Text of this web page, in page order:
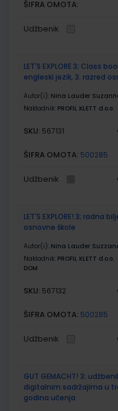
ŠIFRA OMOTA:
Udžbenik
LET'S EXPLORE 3; Class
engleski jezik, 3. razred
Autor(i): Nina Lauder
Nakladnik: PROFIL KLETT d.o.o.
SKU: 567131
ŠIFRA OMOTA: 500285
Udžbenik
LET'S EXPLORE! 3; radna
osnovne škole
Autor(i): Nina Lauder
Nakladnik: PROFIL KLETT d.o.o.
DOM
SKU: 567132
ŠIFRA OMOTA: 500285
Udžbenik
GUT GEMACHT! 3;
digitalnim sadržajima u
godina učenja